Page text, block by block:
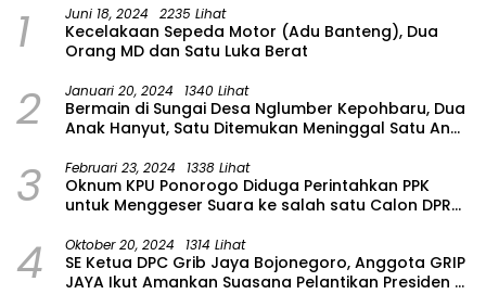
1 Juni 18, 2024 2235 Lihat
Kecelakaan Sepeda Motor (Adu Banteng), Dua
Orang MD dan Satu Luka Berat
2 Januari 20, 2024 1340 Lihat
Bermain di Sungai Desa Nglumber Kepohbaru, Dua
Anak Hanyut, Satu Ditemukan Meninggal Satu Anak
3 Februari 23, 2024 1338 Lihat
Oknum KPU Ponorogo Diduga Perintahkan PPK
untuk Menggeser Suara ke salah satu Calon DPRD
4 Oktober 20, 2024 1314 Lihat
SE Ketua DPC Grib Jaya Bojonegoro, Anggota GRIP
JAYA Ikut Amankan Suasana Pelantikan Presiden di